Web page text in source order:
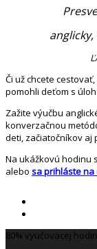
anglicky,
Či už chcete
pomohli deťom s
Zažite výučbu
konverzačnou
deti, začiatočníkov aj
Na ukážkovú hodinu
alebo sa prihláste na
80% vyučovacej